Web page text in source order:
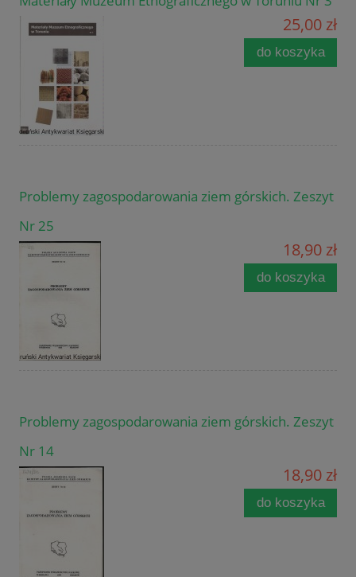
25,00 zł
do koszyka
Problemy zagospodarowania ziem górskich. Zeszyt
Nr 25
18,90 zł
do koszyka
Problemy zagospodarowania ziem górskich. Zeszyt
Nr 14
18,90 zł
do koszyka